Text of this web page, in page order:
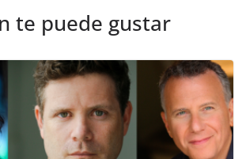
te puede gustar